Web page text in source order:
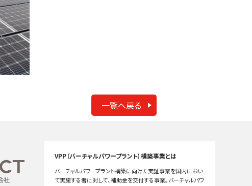
一覧へ戻る
VPP（バーチャルパワープラント）構築事業とは
バーチャルパワープラント構築に向けた実証事業を国内におい
て実施する者に対して、補助金を交付する事業。バーチャルパワ